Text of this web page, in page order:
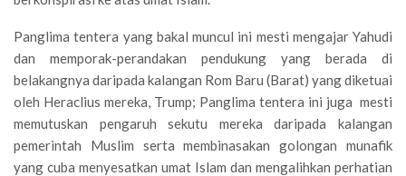
Panglima tentera yang bakal muncul ini mesti mengajar Yahudi
dan memporak-perandakan pendukung yang berada di
belakangnya daripada kalangan Rom Baru (Barat) yang diketuai
oleh Heraclius mereka, Trump; Panglima tentera ini juga mesti
memutuskan pengaruh sekutu mereka daripada kalangan
pemerintah Muslim serta membinasakan golongan munafik
yang cuba menyesatkan umat Islam dan mengalihkan perhatian